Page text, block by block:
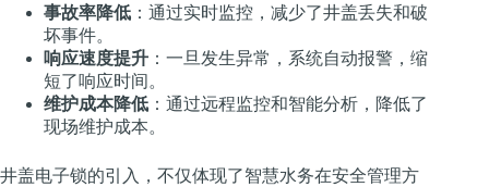
事故率降低 ：通过实时监控，减少了井盖丢失和破
坏事件。
响应速度提升 ：一旦发生异常，系统自动报警，缩
短了响应时间。
维护成本降低 ：通过远程监控和智能分析，降低了
现场维护成本。
井盖电子锁的引入，不仅体现了智慧水务在安全管理方